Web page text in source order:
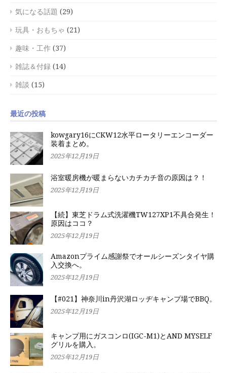
気になる話題 (29)
玩具・おもちゃ (21)
趣味・工作 (37)
雑誌＆付録 (14)
雑談 (15)
最近の投稿
kowgary16にCKW12水平ロータリーエンコーダー
装着まとめ。
2025年12月19日
浴室暖房機が暖まらないカチカチ音の原因は？！
2025年12月19日
【続】東芝ドラム式洗濯機TW127XP1不具合発生！
原因はココ？
2025年12月19日
Amazonプライム感謝祭でオールシーズンタイヤ購
入交換へ。
2025年12月19日
【#021】神奈川in丹沢湖ロッヂキャンプ場でBBQ。
2025年12月19日
キャンプ用にガスコンロ(IGC-M1)とAND MYSELF
グリルを購入。
2025年12月19日